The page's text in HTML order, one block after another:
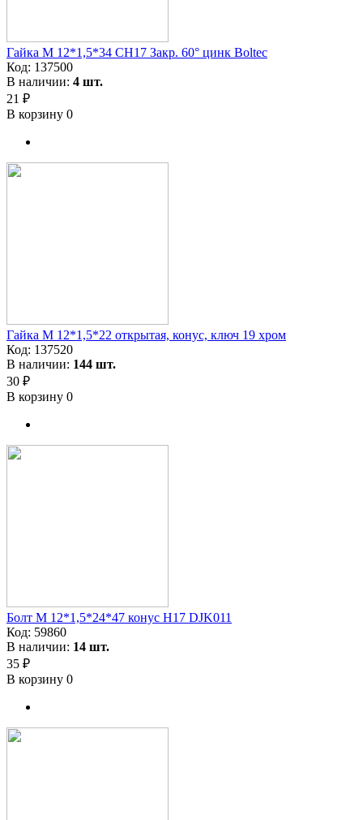
Гайка M 12*1,5*34 CH17 Закр. 60° цинк Boltec
Код: 137500
В наличии: 4 шт.
21 ₽
В корзину 0
Гайка M 12*1,5*22 открытая, конус, ключ 19 хром
Код: 137520
В наличии: 144 шт.
30 ₽
В корзину 0
Болт М 12*1,5*24*47 конус H17 DJK011
Код: 59860
В наличии: 14 шт.
35 ₽
В корзину 0